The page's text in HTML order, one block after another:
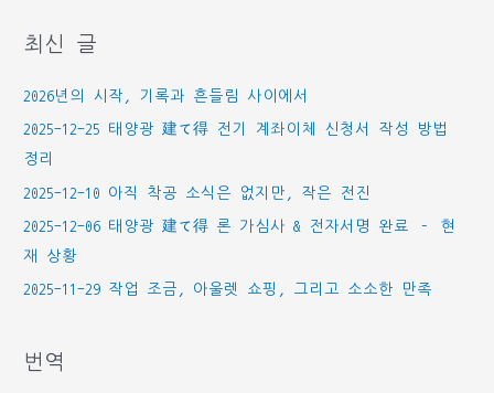
리
최신 글
2026년의 시작, 기록과 흔들림 사이에서
2025-12-25 태양광 建て得 전기 계좌이체 신청서 작성 방법
정리
2025-12-10 아직 착공 소식은 없지만, 작은 전진
2025-12-06 태양광 建て得 론 가심사 & 전자서명 완료 – 현
재 상황
2025-11-29 작업 조금, 아울렛 쇼핑, 그리고 소소한 만족
번역